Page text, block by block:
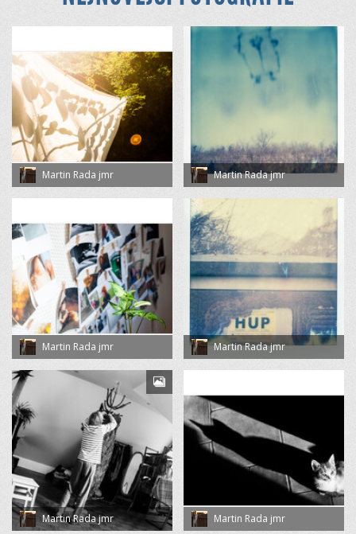
Martin Rada jmr Martin Rada jmr
Martin Rada jmr Martin Rada jmr
Martin Rada jmr Martin Rada jmr